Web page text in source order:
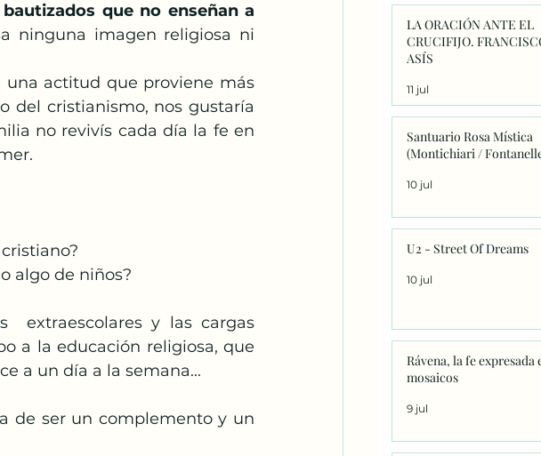
que no enseñan a
ninguna imagen religiosa ni
una actitud que proviene más
del cristianismo, nos gustaría
no revivís cada día la fe en
algo de niños?
a la educación religiosa, que
a un día a la semana...
de ser un complemento y un
LA ORACIÓN ANTE EL
CRUCIFIJO.
ASÍS
11 jul
Santuario Rosa Mística
(Montichiari /
10 jul
U2 - Street Of Dreams
10 jul
Rávena, la fe expresada
mosaicos
9 jul